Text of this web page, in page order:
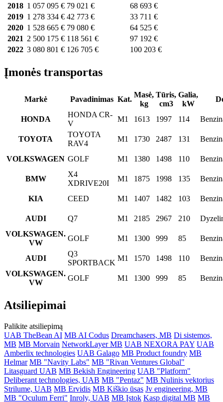
2018 1 057 095 € 79 021 €
68 693 €
2019 1 278 334 € 42 773 €
33 711 €
2020 1 528 665 € 79 080 €
64 525 €
2021 2 500 175 € 118 561 €
97 192 €
2022 3 080 801 € 126 705 € 100 203 €
Įmonės transportas
Markė Pavadinimas Kat.
Masė,
kg
Tūris,
cm3
Galia,
kW
HONDA
HONDA CR-
V
M1 1613 1997 114
TOYOTA
TOYOTA
RAV4
M1 1730 2487 131
VOLKSWAGEN GOLF M1 1380 1498 110
BMW
X4
XDRIVE20I
M1 1875 1998 135
KIA CEED M1 1407 1482 103
AUDI Q7 M1 2185 2967 210
VOLKSWAGEN.
VW
GOLF M1 1300 999 85
AUDI
Q3
SPORTBACK
M1 1570 1498 110
VOLKSWAGEN.
VW
GOLF M1 1300 999 85
Atsiliepimai
Palikite atsiliepimą
UAB TheBean AI MB AI Codus Dreamchasers, MB Di sistemos,
MB MB Morvain NetworkLayer MB UAB NEXORA PAY UAB
Amberlix technologies UAB Galago MB Product foundry MB
Helmar MB "Navity Labs" MB "Rivan Ventures Global"
Litasguard UAB MB Bekish Engineering UAB "Platform"
Deliberant technologies, UAB MB "Pentaz" MB Nulinis vektorius
Strilume, UAB MB Ervidis MB Kiškio ūsas Jv engineering, MB
MB "Oculum Ferri" Inroly, UAB MB Įstok Kasp digital MB MB